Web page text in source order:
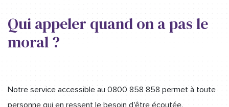
Qui appeler quand on a pas le
moral ?
Notre service accessible au 0800 858 858 permet à toute
personne qui en ressent le besoin d'être écoutée,